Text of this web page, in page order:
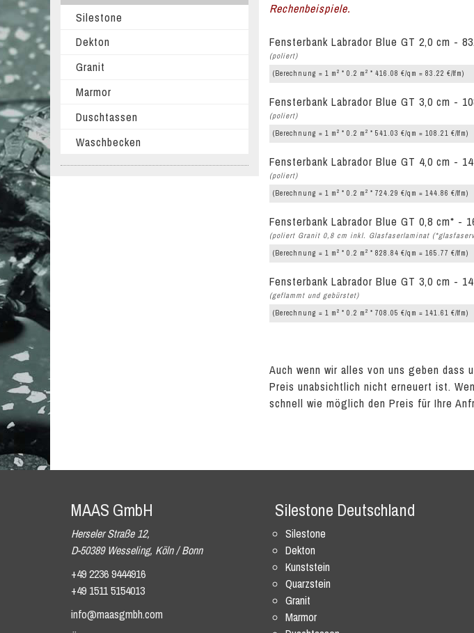
Rechenbeispiele.
Fensterbank Labrador Blue GT 2,0 cm -
(poliert)
(Berechnung = 1 m 2 * 0.2 m 2 * 416.08 €/qm = 83.22 €/lfm)
Fensterbank Labrador Blue GT 3,0 cm -
(poliert)
(Berechnung = 1 m 2 * 0.2 m 2 * 541.03 €/qm = 108.21 €/lfm)
Fensterbank Labrador Blue GT 4,0 cm -
(poliert)
(Berechnung = 1 m 2 * 0.2 m 2 * 724.29 €/qm = 144.86 €/lfm)
Fensterbank Labrador Blue GT 0,8 cm* -
(poliert Granit 0,8 cm inkl. Glasfaserlaminat
(Berechnung = 1 m 2 * 0.2 m 2 * 828.84 €/qm = 165.77 €/lfm)
Fensterbank Labrador Blue GT 3,0 cm -
(geflammt und gebürstet)
(Berechnung = 1 m 2 * 0.2 m 2 * 708.05 €/qm = 141.61 €/lfm)
Auch wenn wir alles von uns geben dass
Preis unabsichtlich nicht erneuert ist.
schnell wie möglich den Preis für Ihre
Silestone
Dekton
Granit
Marmor
Duschtassen
Waschbecken
MAAS GmbH
Herseler Straße 12,
D-50389 Wesseling, Köln / Bonn
+49 2236 9444916
+49 1511 5154013
info@maasgmbh.com
Silestone Deutschland
Silestone
Dekton
Kunststein
Quarzstein
Granit
Marmor